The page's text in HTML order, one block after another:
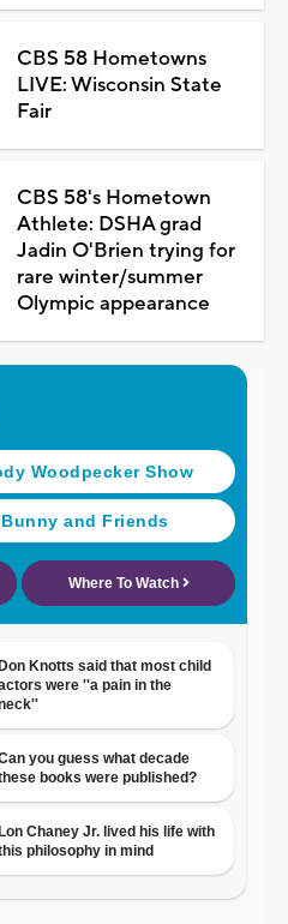
CBS 58 Hometowns
LIVE: Wisconsin State
Fair
CBS 58's Hometown
Athlete: DSHA grad
Jadin O'Brien trying for
rare winter/summer
Olympic appearance